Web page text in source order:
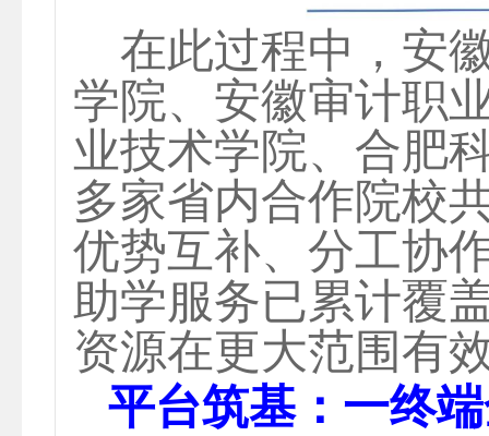
在此过程中，安
学院、安徽审计职
业技术学院、合肥
多家省内合作院校
优势互补、分工协
助学服务已累计覆
资源在更大范围有
平台筑基：一终